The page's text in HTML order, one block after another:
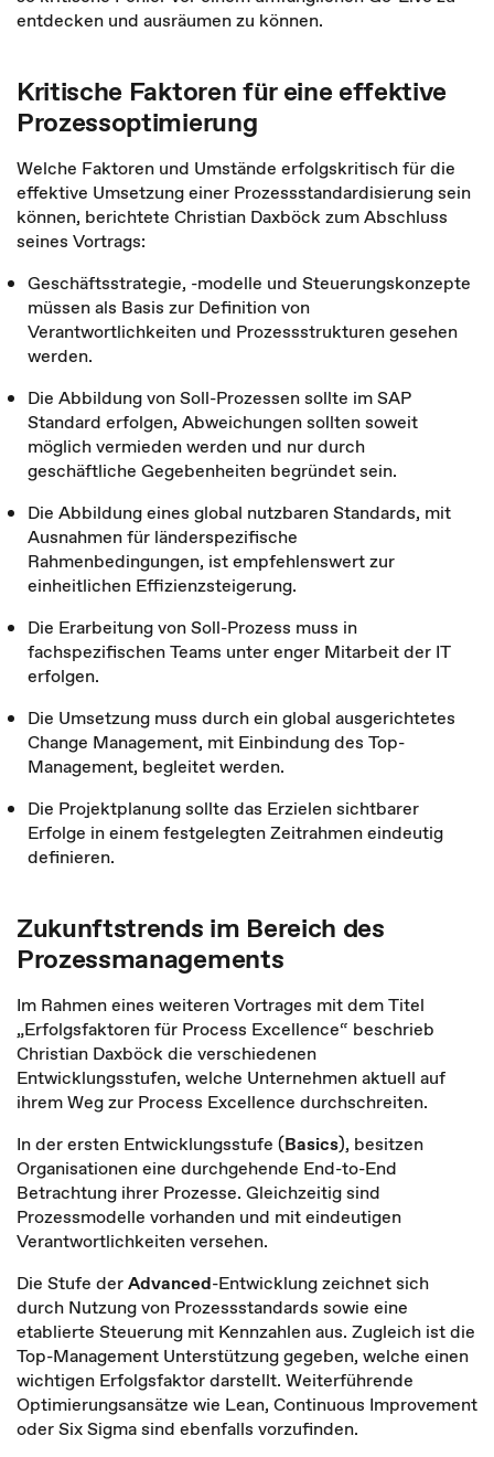
entdecken und ausräumen zu können.
Kritische Faktoren für eine effektive
Prozessoptimierung
Welche Faktoren und Umstände erfolgskritisch für die
effektive Umsetzung einer Prozessstandardisierung sein
können, berichtete Christian Daxböck zum Abschluss
seines Vortrags:
Geschäftsstrategie, -modelle und Steuerungskonzepte
müssen als Basis zur Definition von
Verantwortlichkeiten und Prozessstrukturen gesehen
werden.
Die Abbildung von Soll-Prozessen sollte im SAP
Standard erfolgen, Abweichungen sollten soweit
möglich vermieden werden und nur durch
geschäftliche Gegebenheiten begründet sein.
Die Abbildung eines global nutzbaren Standards, mit
Ausnahmen für länderspezifische
Rahmenbedingungen, ist empfehlenswert zur
einheitlichen Effizienzsteigerung.
Die Erarbeitung von Soll-Prozess muss in
fachspezifischen Teams unter enger Mitarbeit der IT
erfolgen.
Die Umsetzung muss durch ein global ausgerichtetes
Change Management, mit Einbindung des Top-
Management, begleitet werden.
Die Projektplanung sollte das Erzielen sichtbarer
Erfolge in einem festgelegten Zeitrahmen eindeutig
definieren.
Zukunftstrends im Bereich des
Prozessmanagements
Im Rahmen eines weiteren Vortrages mit dem Titel
„Erfolgsfaktoren für Process Excellence“ beschrieb
Christian Daxböck die verschiedenen
Entwicklungsstufen, welche Unternehmen aktuell auf
ihrem Weg zur Process Excellence durchschreiten.
In der ersten Entwicklungsstufe (Basics), besitzen
Organisationen eine durchgehende End-to-End
Betrachtung ihrer Prozesse. Gleichzeitig sind
Prozessmodelle vorhanden und mit eindeutigen
Verantwortlichkeiten versehen.
Die Stufe derAdvanced-Entwicklung zeichnet sich
durch Nutzung von Prozessstandards sowie eine
etablierte Steuerung mit Kennzahlen aus. Zugleich ist die
Top-Management Unterstützung gegeben, welche einen
wichtigen Erfolgsfaktor darstellt. Weiterführende
Optimierungsansätze wie Lean, Continuous Improvement
oder Six Sigma sind ebenfalls vorzufinden.